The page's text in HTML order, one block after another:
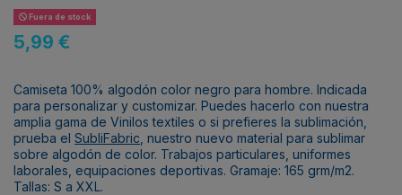
Fuera de stock
5,99 €
Camiseta 100% algodón color negro para hombre. Indicada
para personalizar y customizar. Puedes hacerlo con nuestra
amplia gama de Vinilos textiles o si prefieres la sublimación,
prueba el SubliFabric , nuestro nuevo material para sublimar
sobre algodón de color. Trabajos particulares, uniformes
laborales, equipaciones deportivas. Gramaje: 165 grm/m2.
Tallas: S a XXL.